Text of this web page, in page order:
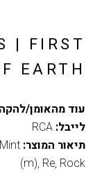
| FIRST
EARTH
עוד מהאומן/
לייבל: RCA
תיאור המוצר: Mint
(m), Re, Rock